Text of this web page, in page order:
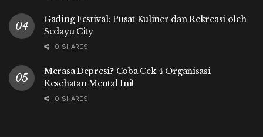
Gading Festival: Pusat Kuliner dan Rekreasi oleh
Sedayu City
0 SHARES
Merasa Depresi? Coba Cek 4 Organisasi
Kesehatan Mental Ini!
0 SHARES